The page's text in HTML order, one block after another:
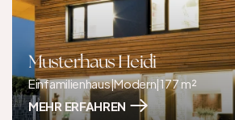
Musterhaus Heidi
Einfamilienhaus|Modern|177 m²
MEHR ERFAHREN